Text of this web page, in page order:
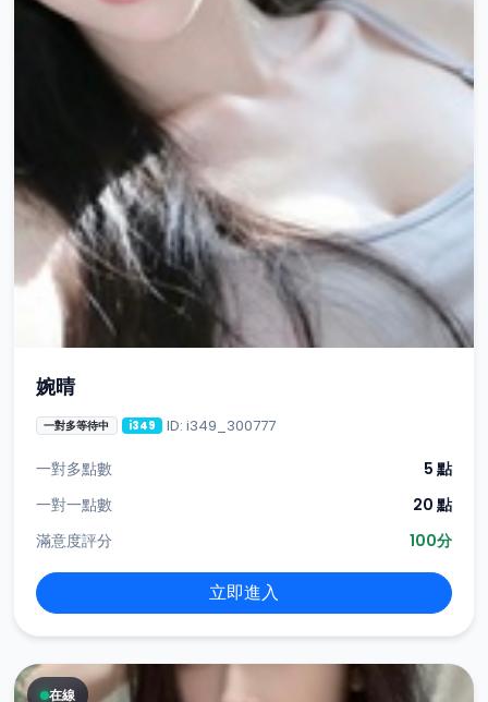
婉晴
一對多等待中 i349 ID: i349_300777
一對多點數
5 點
一對一點數
20 點
滿意度評分
100分
立即進入
在線